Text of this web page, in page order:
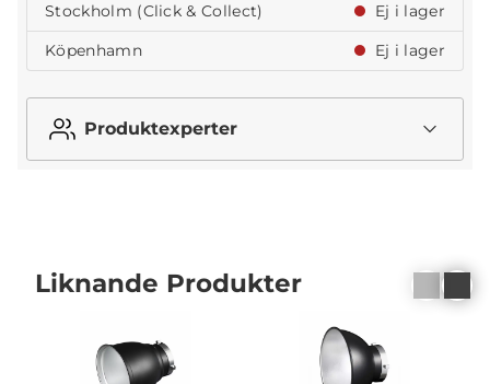
Stockholm (Click & Collect)
Ej i lager
Köpenhamn
Ej i lager
Produktexperter
Liknande Produkter